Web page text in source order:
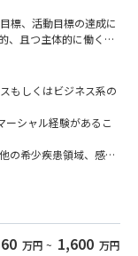
ーカライズ支援
推進
策の推進
メントの実施
タリング
改善の推進
標、活動目標の達成に
、且つ主体的に働くこ
。
用）として入社し、下
本リージョン リージ
もしくはビジネス系の
ーシャル経験があるこ
の希少疾患領域、感染
あれば尚可。
万円 ~ 1,600 万円